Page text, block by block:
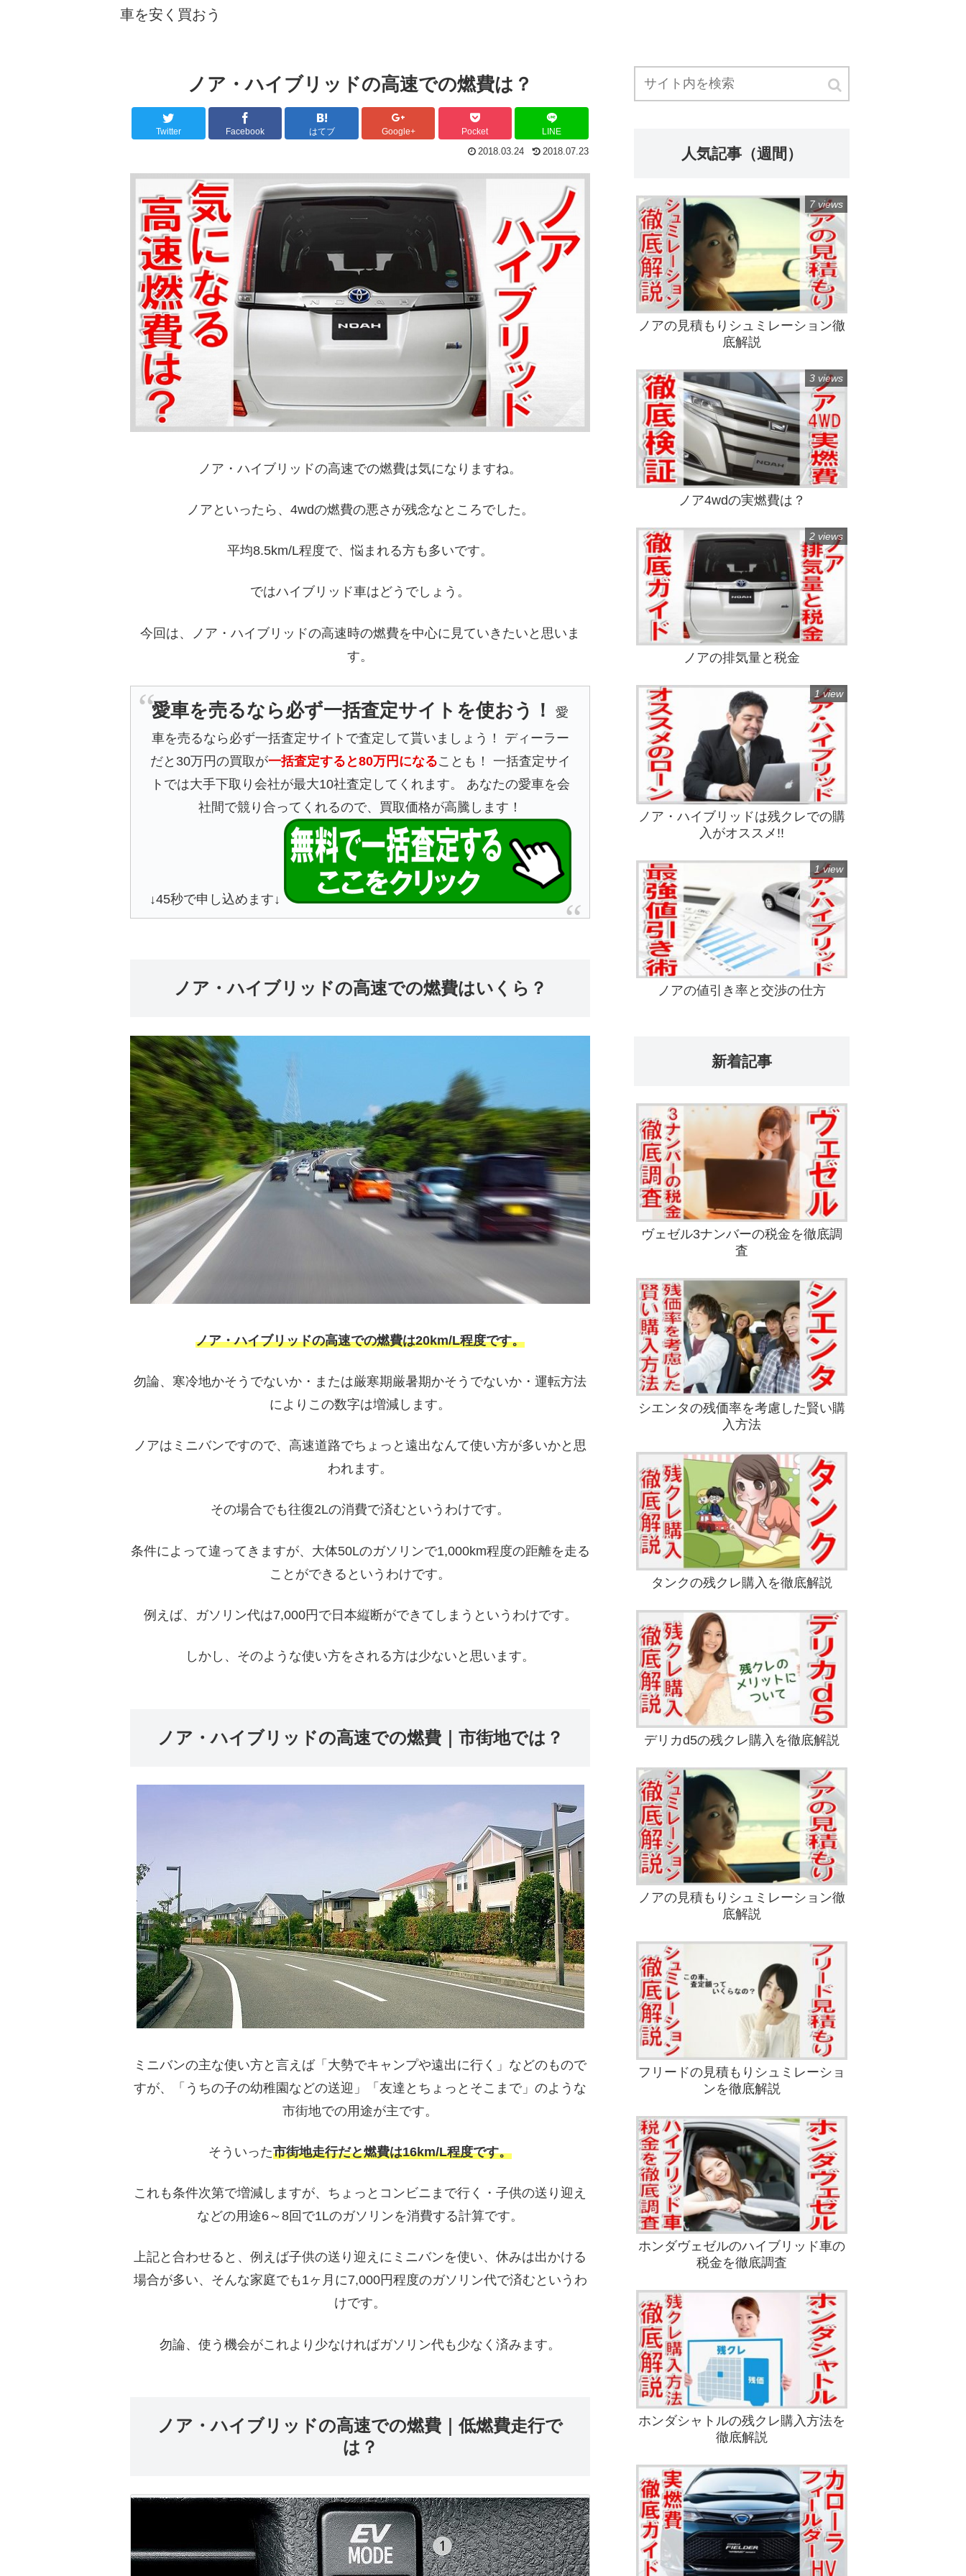
車を安く買おう
ノア・ハイブリッドの高速での燃費は？
Twitter Facebook はてブ Google+ Pocket LINE
2018.03.24 2018.07.23
ノア・ハイブリッドの高速での燃費は気になりますね。
ノアといったら、4wdの燃費の悪さが残念なところでした。
平均8.5km/L程度で、悩まれる方も多いです。
ではハイブリッド車はどうでしょう。
今回は、ノア・ハイブリッドの高速時の燃費を中心に見ていきたいと思いま
す。
愛車を売るなら必ず一括査定サイトを使おう！
愛
車を売るなら必ず一括査定サイトで査定して貰いましょう！ ディーラー
だと30万円の買取が一括査定すると80万円になることも！ 一括査定サイ
トでは大手下取り会社が最大10社査定してくれます。 あなたの愛車を会
社間で競り合ってくれるので、買取価格が高騰します！
↓45秒で申し込めます↓
ノア・ハイブリッドの高速での燃費はいくら？
ノア・ハイブリッドの高速での燃費は20km/L程度です。
勿論、寒冷地かそうでないか・または厳寒期厳暑期かそうでないか・運転方法
によりこの数字は増減します。
ノアはミニバンですので、高速道路でちょっと遠出なんて使い方が多いかと思
われます。
その場合でも往復2Lの消費で済むというわけです。
条件によって違ってきますが、大体50Lのガソリンで1,000km程度の距離を走る
ことができるというわけです。
例えば、ガソリン代は7,000円で日本縦断ができてしまうというわけです。
しかし、そのような使い方をされる方は少ないと思います。
ノア・ハイブリッドの高速での燃費｜市街地では？
ミニバンの主な使い方と言えば「大勢でキャンプや遠出に行く」などのもので
すが、「うちの子の幼稚園などの送迎」「友達とちょっとそこまで」のような
市街地での用途が主です。
そういった市街地走行だと燃費は16km/L程度です。
これも条件次第で増減しますが、ちょっとコンビニまで行く・子供の送り迎え
などの用途6～8回で1Lのガソリンを消費する計算です。
上記と合わせると、例えば子供の送り迎えにミニバンを使い、休みは出かける
場合が多い、そんな家庭でも1ヶ月に7,000円程度のガソリン代で済むというわ
けです。
勿論、使う機会がこれより少なければガソリン代も少なく済みます。
ノア・ハイブリッドの高速での燃費｜低燃費走行で
は？
人気記事（週間）
ノアの見積もりシュミレーション徹
底解説
7 views
ノア4wdの実燃費は？
3 views
ノアの排気量と税金
2 views
ノア・ハイブリッドは残クレでの購
入がオススメ!!
1 view
ノアの値引き率と交渉の仕方
1 view
新着記事
ヴェゼル3ナンバーの税金を徹底調
査
シエンタの残価率を考慮した賢い購
入方法
タンクの残クレ購入を徹底解説
デリカd5の残クレ購入を徹底解説
ノアの見積もりシュミレーション徹
底解説
フリードの見積もりシュミレーショ
ンを徹底解説
ホンダヴェゼルのハイブリッド車の
税金を徹底調査
ホンダシャトルの残クレ購入方法を
徹底解説